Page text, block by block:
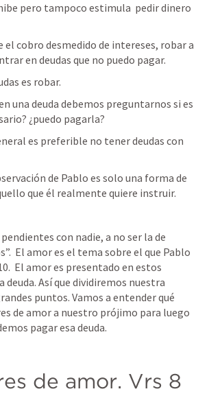
pero tampoco estimula  pedir dinero
el cobro desmedido de intereses, robar a
en deudas que no puedo pagar.
es robar.
una deuda debemos preguntarnos si es
¿puedo pagarla?
es preferible no tener deudas con
de Pablo es solo una forma de
que él realmente quiere instruir.
con nadie, a no ser la de
El amor es el tema sobre el que Pablo
El amor es presentado en estos
deuda. Así que dividiremos nuestra
puntos. Vamos a entender qué
de amor a nuestro prójimo para luego
pagar esa deuda.
de amor. Vrs 8